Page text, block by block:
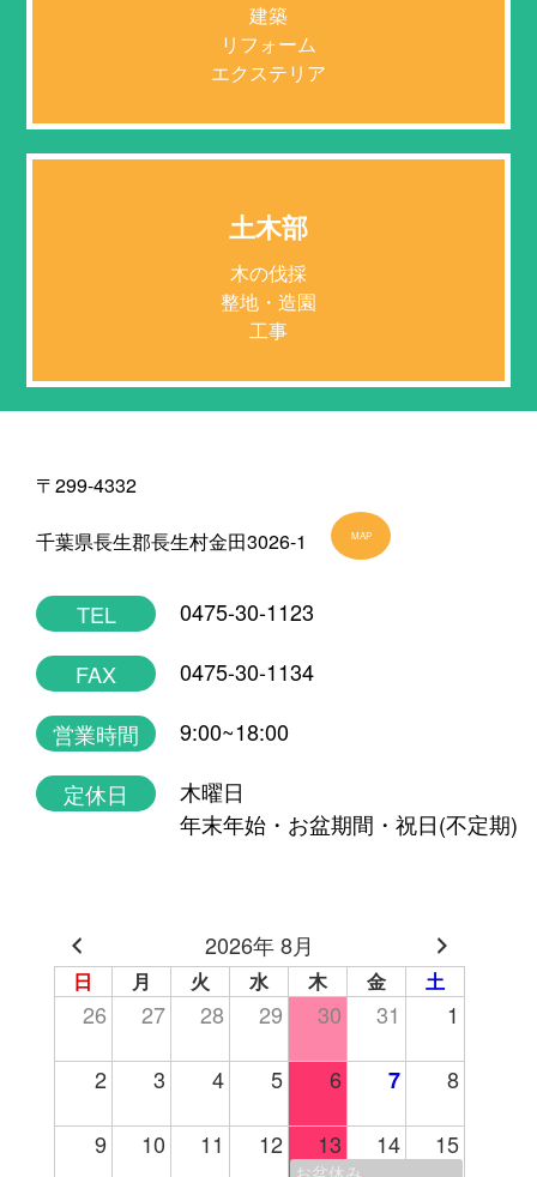
建築
リフォーム
エクステリア
土木部
木の伐採
整地・造園
工事
〒299-4332
千葉県長生郡長生村金田3026-1 MAP
TEL
0475-30-1123
FAX
0475-30-1134
営業時間
9:00~18:00
定休日
木曜日
年末年始・お盆期間・祝日(不定期)
2026年 8月
日 月 火 水 木 金 土
26 27 28 29 30 31 1
2 3 4 5 6 7 8
9 10 11 12 13 14 15
お盆休み